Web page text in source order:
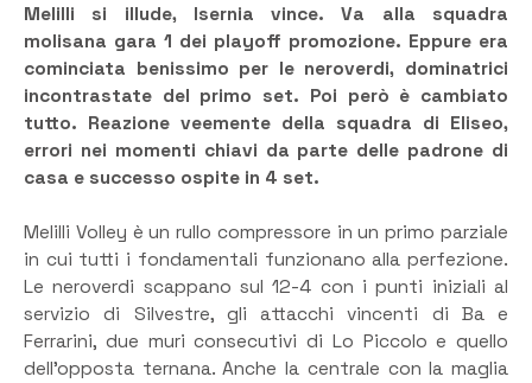
Melilli si illude, Isernia vince. Va alla squadra
molisana gara 1 dei playoff promozione. Eppure era
cominciata benissimo per le neroverdi, dominatrici
incontrastate del primo set. Poi però è cambiato
tutto. Reazione veemente della squadra di Eliseo,
errori nei momenti chiavi da parte delle padrone di
casa e successo ospite in 4 set.
Melilli Volley è un rullo compressore in un primo parziale
in cui tutti i fondamentali funzionano alla perfezione.
Le neroverdi scappano sul 12-4 con i punti iniziali al
servizio di Silvestre, gli attacchi vincenti di Ba e
Ferrarini, due muri consecutivi di Lo Piccolo e quello
dell’opposta ternana. Anche la centrale con la maglia